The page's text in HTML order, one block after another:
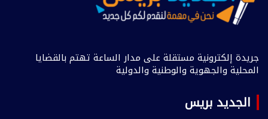
جريدة إلكترونية مستقلة على مدار الساعة تهتم بالقضايا
المحلية والجهوية والوطنية والدولية
الجديد بريس